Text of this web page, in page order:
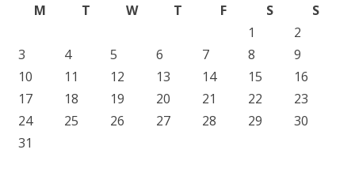
M
T W T F S
S
1
2
3
4 5 6 7 8
9
10
11 12 13 14 15
16
17
18 19 20 21 22
23
24
25 26 27 28 29
30
31